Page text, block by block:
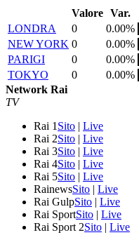
Valore Var.
LONDRA
0
0.00%
NEW YORK 0
0.00%
PARIGI
0
0.00%
TOKYO
0
0.00%
Network Rai
TV
Rai 1 Sito | Live
Rai 2Sito | Live
Rai 3Sito | Live
Rai 4Sito | Live
Rai 5Sito | Live
RainewsSito | Live
Rai GulpSito | Live
Rai SportSito | Live
Rai Sport 2Sito | Live